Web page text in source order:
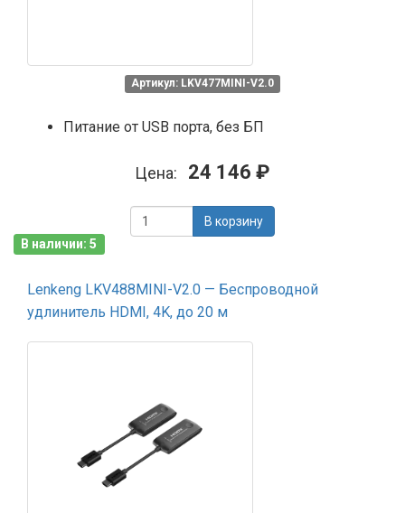
Артикул: LKV477MINI-V2.0
Питание от USB порта, без БП
Цена: 24 146 ₽
В корзину
В наличии: 5
Lenkeng LKV488MINI-V2.0 — Беспроводной
удлинитель HDMI, 4K, до 20 м